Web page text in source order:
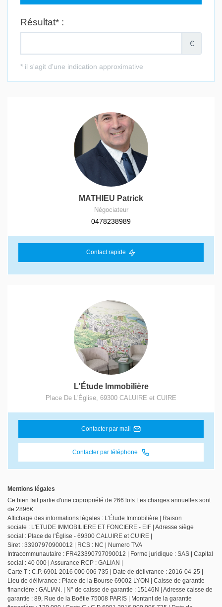
MATHIEU Patrick
Négociateur
0478238989
Contact rapide
L'Étude Immobilière
Place De L'Église 69300 CALUIRE et CUIRE
Contacter par mail
Contacter par téléphone
Mentions légales
Ce bien fait partie d'une copropriété de 266 lots.Les charges annuelles sont
de 2896€.
Affichage des informations légales : L'Étude Immobilière | Raison
sociale : L'ETUDE IMMOBILIERE ET FONCIERE - EIF | Adresse siège
social : Place de l'Église - 69300 CALUIRE et CUIRE |
Siret : 33907970900012 | RCS : NC | Numero TVA
Intracommunautaire : FR423390797090012 | Forme juridique : SAS | Capital
social : 40 000 | Assurance RCP : GALIAN |
Carte T : C.P. 6901 2016 000 006 735 | Date de délivrance : 2016-04-25 |
Lieu de délivrance : Place de la Bourse 69002 LYON | Caisse de garantie
financière : GALIAN. | N° de caisse de garantie : 15146N | Adresse caisse de
garantie : 89, Rue de la Boëtie 75008 PARIS | Montant de la garantie